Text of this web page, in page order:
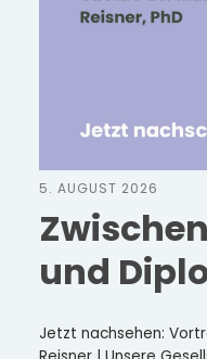
5. AUGUST 2026
und
Jetzt nachsehen: